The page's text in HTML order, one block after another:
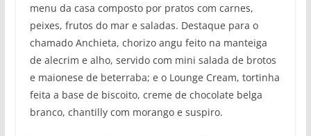
menu da casa composto por pratos com carnes,
peixes, frutos do mar e saladas. Destaque para o
chamado Anchieta, chorizo angu feito na manteiga
de alecrim e alho, servido com mini salada de brotos
e maionese de beterraba; e o Lounge Cream, tortinha
feita a base de biscoito, creme de chocolate belga
branco, chantilly com morango e suspiro.